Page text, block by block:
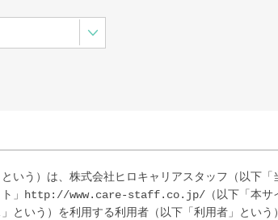
いう）は、株式会社ヒロキャリアスタッフ（以下
イト」http://www.care-staff.co.jp/（以下「本サ
という）を利用する利用者（以下「利用者」という